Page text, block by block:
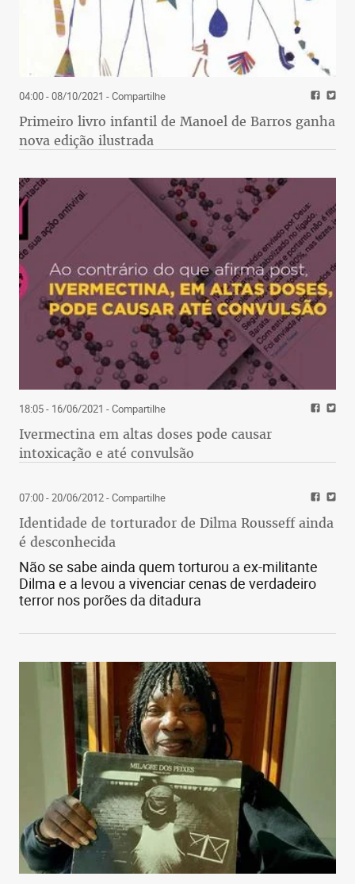
04:00 - 08/10/2021 - Compartilhe
Primeiro livro infantil de Manoel de Barros ganha
nova edição ilustrada
18:05 - 16/06/2021 - Compartilhe
Ivermectina em altas doses pode causar
intoxicação e até convulsão
07:00 - 20/06/2012- Compartilhe
Identidade de torturador de Dilma Rousseff ainda
é desconhecida
Não se sabe ainda quem torturou a ex-militante
Dilma e a levou a vivenciar cenas de verdadeiro
terror nos porões da ditadura